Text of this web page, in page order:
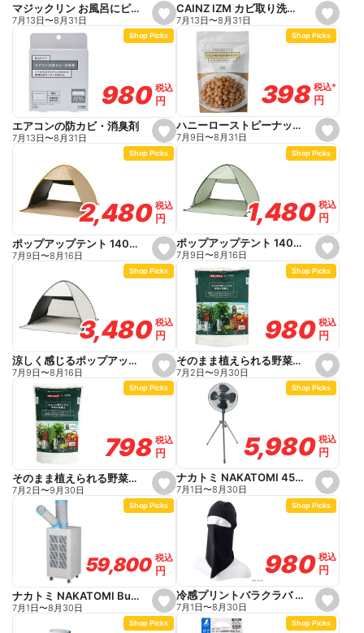
e
e
s
e
t
o
r
i
e
マジックリン お風呂にピタッ シトラス 本体
7月13日〜8月31日
s
e
t
o
r
e
CAINZ IZM カビ取り洗剤 ジェルスプレー 280ml
7月13日〜8月31日
s
e
t
o
r
i
e
Shop Picks
980
980税込
税込
円
円
エアコンの防カビ・消臭剤
7月13日〜8月31日
s
e
t
o
r
i
e
Shop Picks
398
398 税込*
税込*
円
円
ハニーローストピーナッツ 340g
7月9日〜8月31日
s
e
t
o
r
i
e
Shop Picks
2,480
2,480税込
税込
円
円
ポップアップテント 140cm ブラックコーティング ベージュ
7月9日〜8月16日
s
e
t
o
r
i
e
Shop Picks
1,480
1,480 税込
税込
円
円
ポップアップテント 140cm グリーン
7月9日〜8月16日
s
e
t
o
r
i
e
Shop Picks
3,480
3,480税込
税込
円
円
涼しく感じるポップアップテント 140cm ホワイト
7月9日〜8月16日
s
e
t
o
r
i
e
Shop Picks
980
980 税込
税込
円
円
そのまま植えられる野菜の培養土 25L
7月2日〜9月30日
s
e
t
o
r
i
e
Shop Picks
798
798税込
税込
円
円
そのまま植えられる野菜の培養土 15L
7月2日〜9月30日
s
e
t
o
r
i
e
Shop Picks
5,980
5,980 税込
税込
円
円
ナカトミ NAKATOMI 45cmスタンド扇 HSE-45BGP
7月1日〜8月30日
s
e
t
Shop Picks
59,800
59,800 税込
税込
円
円
ナカトミ NAKATOMI Builzzard スポットクーラー SC25BZ
7月1日〜8月30日
s
e
t
Shop Picks
980
980 税込
税込
円
円
冷感プリントバラクラバ ブラック
7月1日〜8月30日
Shop Picks Shop Picks